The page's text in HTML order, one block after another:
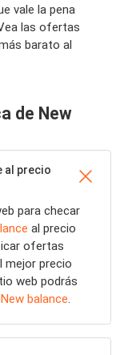
vale la pena
las ofertas
barato al
de New
al precio
para checar
al precio
ofertas
mejor precio
web podrás
New balance